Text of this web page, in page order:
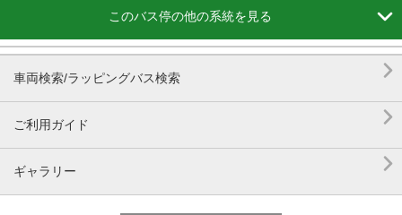
このバス停の他の系統を見る 
車両検索/ラッピングバス検索 
ご利用ガイド 
ギャラリー 